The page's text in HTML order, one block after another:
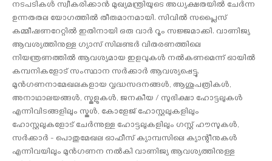
നടപടികള്‍ സ്വീകരിക്കാന്‍ മുഖ്യമന്ത്രിയുടെ അധ്യക്ഷതയില്‍ ചേർന്ന
ഉന്നതതല യോഗത്തിൽ തീരുമാനമായി. സിവില്‍ സപ്ലൈസ്
കമ്മീഷണറേറ്റിൽ ഇതിനായി ഒരു വാർ റൂം സജ്ജമാക്കി. വാണിജ്യ
ആവശ്യത്തിനുള്ള ഗ്യാസ് സിലണ്ടർ വിതരണത്തിലെ
നിയന്ത്രണത്തിൽ ആവശ്യമായ ഇളവുകൾ നല്‍കണമെന്ന് ഓയിൽ
കമ്പനികളോട് സംസ്ഥാന സര്‍ക്കാര്‍ ആവശ്യപ്പെട്ടു.
മുന്‍ഗണനാമേഖലകളായ വൃദ്ധസദനങ്ങൾ, ആശുപത്രികൾ,
അനാഥാലയങ്ങൾ, സ്കൂളുകൾ, ജനകീയ / സുഭിക്ഷാ ഹോട്ടലുകൾ
എന്നിവിടങ്ങളിലും സ്കൂൾ, കോളേജ് ഹോസ്റ്റലുകളിലും
ഹോസ്റ്റലുകളോട് ചേർന്നുള്ള ഹോട്ടലുകളിലും ഗസ്റ്റ് ഹൗസുകള്‍,
സര്‍ക്കാര്‍ - പൊതുമേഖല ഓഫീസ് ക്യാമ്പസിലെ ക്യാന്റീനുകള്‍
എന്നിവയിലും മുന്‍ഗണന നല്‍കി വാണിജ്യ ആവശ്യത്തിനുള്ള